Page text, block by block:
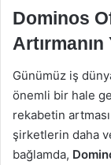
Dominos
Artırmanın
Günümüz iş
önemli bir hale
rekabetin
şirketlerin daha
bağlamda,